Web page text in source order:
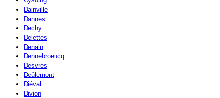
Dainville
Dannes
Dechy
Delettes
Denain
Dennebroeucq
Desvres
Deûlemont
Diéval
Divion